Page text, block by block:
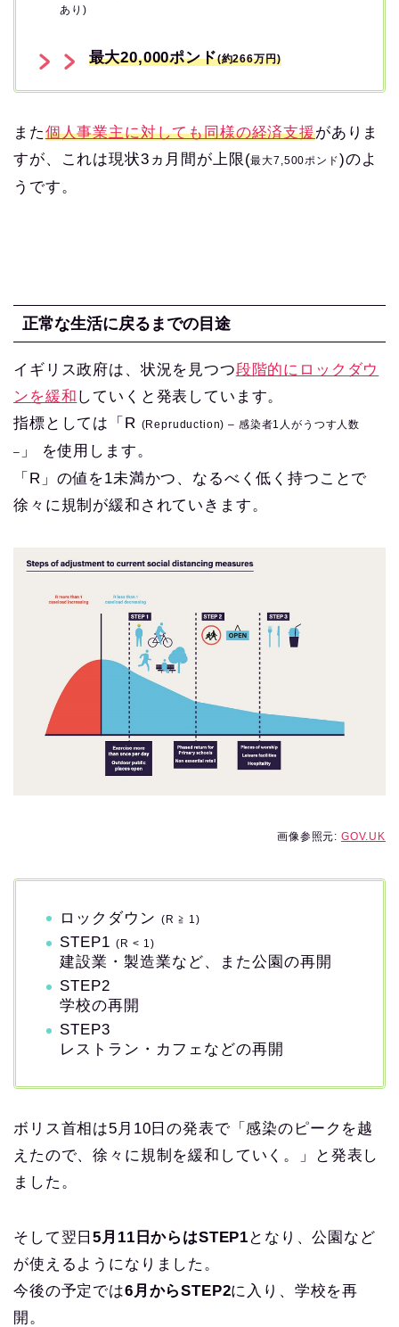
あり)
最大20,000ポンド(約266万円)
また個人事業主に対しても同様の経済支援がありま
すが、これは現状3ヵ月間が上限(最大7,500ポンド)のよ
うです。
正常な生活に戻るまでの目途
イギリス政府は、状況を見つつ段階的にロックダウ
ンを緩和 していくと発表しています。
指標としては「R (Repruduction) – 感染者1人がうつす人数
– 」 を使用します。
「R」の値を1未満かつ、なるべく低く持つことで
徐々に規制が緩和されていきます。
画像参照元: GOV.UK
ロックダウン (R ≧ 1)
STEP1 (R < 1)
建設業・製造業など、また公園の再開
STEP2
学校の再開
STEP3
レストラン・カフェなどの再開
ボリス首相は5月10日の発表で「感染のピークを越
えたので、徐々に規制を緩和していく。」と発表し
ました。
そして翌日5月11日からはSTEP1 となり、公園など
が使えるようになりました。
今後の予定では6月からSTEP2に入り、学校を再
開。